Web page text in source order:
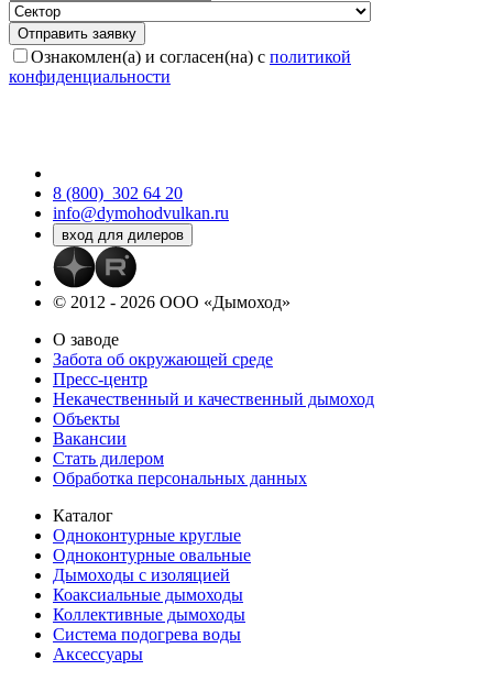
Ознакомлен(а) и согласен(на) с политикой
конфиденциальности
8 (800) 302 64 20
info@dymohodvulkan.ru
© 2012 - 2026 ООО «Дымоход»
О заводе
Забота об окружающей среде
Пресс-центр
Некачественный и качественный дымоход
Объекты
Вакансии
Стать дилером
Обработка персональных данных
Каталог
Одноконтурные круглые
Одноконтурные овальные
Дымоходы с изоляцией
Коаксиальные дымоходы
Коллективные дымоходы
Система подогрева воды
Аксессуары